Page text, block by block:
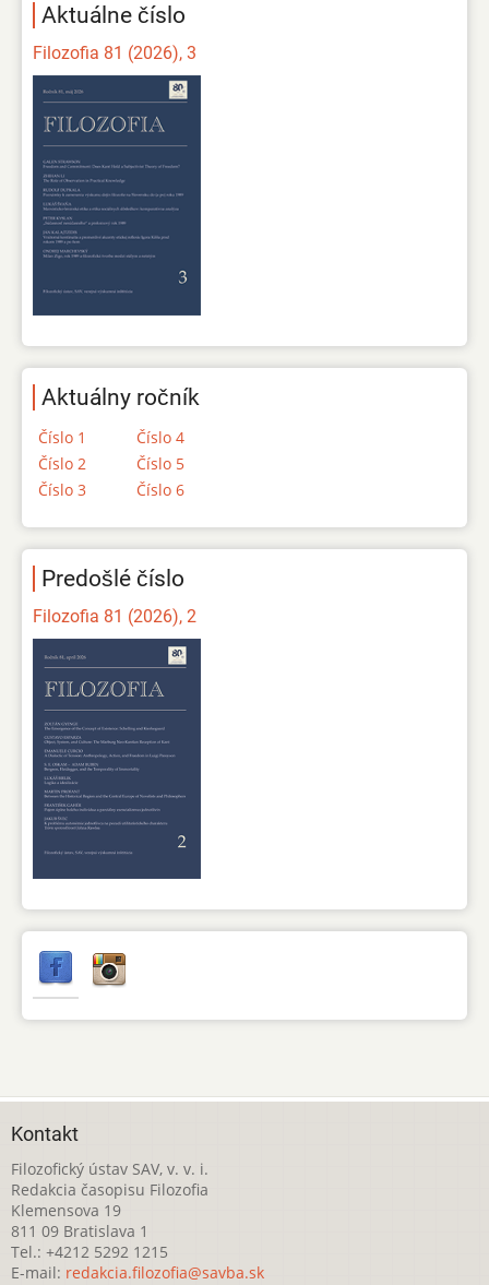
Aktuálne číslo
Filozofia 81 (2026), 3
Aktuálny ročník
Číslo 1
Číslo 2
Číslo 3
Číslo 4
Číslo 5
Číslo 6
Predošlé číslo
Filozofia 81 (2026), 2
Kontakt
Filozofický ústav SAV, v. v. i.
Redakcia časopisu Filozofia
Klemensova 19
811 09 Bratislava 1
Tel.: +4212 5292 1215
E-mail: redakcia.filozofia@savba.sk